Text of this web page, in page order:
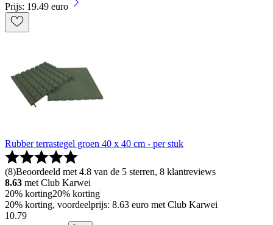
Prijs: 19.49 euro
Rubber terrastegel groen 40 x 40 cm - per stuk
(8)Beoordeeld met 4.8 van de 5 sterren, 8 klantreviews
8.63 met Club Karwei
20% korting20% korting
20% korting, voordeelprijs: 8.63 euro met Club Karwei
10.79